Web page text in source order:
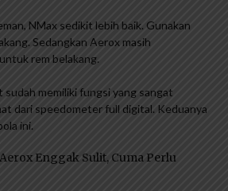
NMax sedikit lebih baik. Gunakan
Sedangkan Aerox masih
rem belakang.
memiliki fungsi yang sangat
dari speedometer full digital. Keduanya
ini.
Enggak Sulit, Cuma Perlu